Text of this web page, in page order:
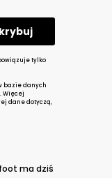
tylko
bazie danych
Więcej
dane dotyczą,
ma dziś